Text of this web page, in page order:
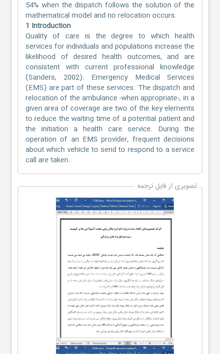
54% when the dispatch follows the solution of the
mathematical model and no relocation occurs.
1 Introduction
Quality of care is the degree to which health
services for individuals and populations increase the
likelihood of desired health outcomes, and are
consistent with current professional knowledge
(Sanders, 2002). Emergency Medical Services
(EMS) are part of these services. The dispatch and
relocation of the ambulance -when appropriate-, in a
given area of coverage are two of the key elements
to reduce the waiting time of a potential patient and
the initiation a health care service. During the
operation of an EMS provider, frequent decisions
about which vehicle to send to respond to a service
call are taken.
تصویری از فایل ترجمه